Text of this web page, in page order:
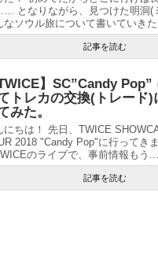
となりながら、見つけた明洞(
なソウル旅について書いていきた
記事を読む
TWICE】SC”Candy Pop”
トレカの交換(トレード)
みた。
にちは！ 先日、TWICE
2018 "Candy Pop"に行ってき
のライブで、事前情報もう...
記事を読む